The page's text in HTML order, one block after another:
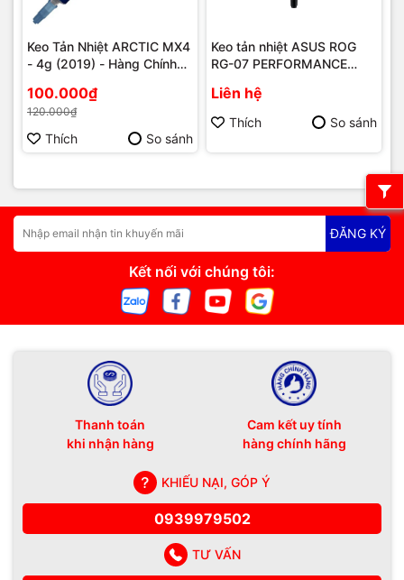
Keo Tản Nhiệt ARCTIC MX4
- 4g (2019) - Hàng Chính
100.000₫
120.000₫
Thích So sánh
Keo tản nhiệt ASUS ROG
RG-07 PERFORMANCE
Liên hệ
Thích So sánh
ĐĂNG KÝ
Kết nối với chúng tôi:
Thanh toán
khi nhận hàng
Cam kết uy tính
hàng chính hãng
KHIẾU NẠI, GÓP Ý
0939979502
TƯ VẤN